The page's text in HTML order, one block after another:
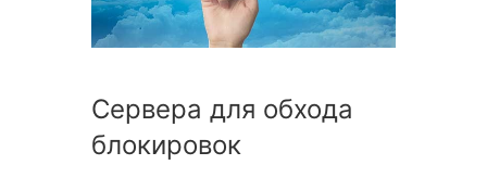
Сервера для обхода
блокировок